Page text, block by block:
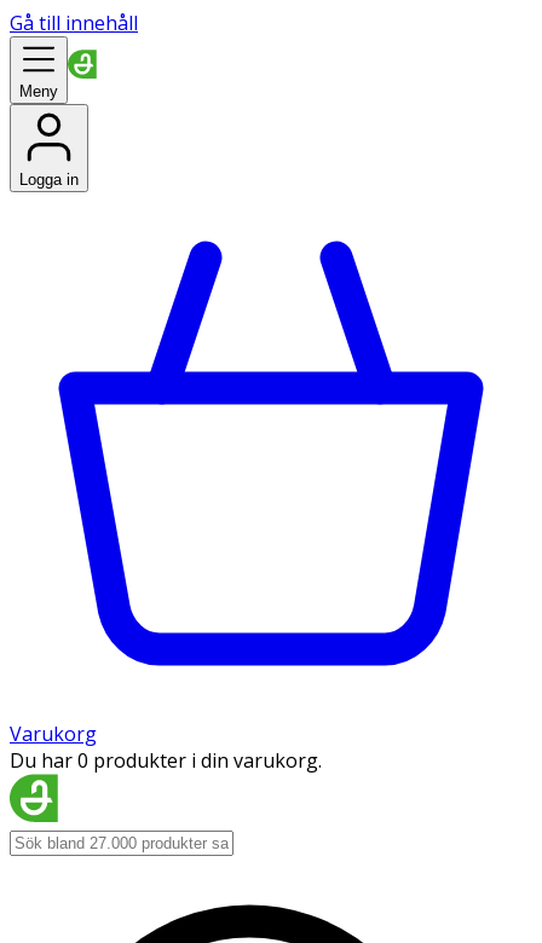
Gå till innehåll
Meny
Logga in
Varukorg
Du har 0 produkter i din varukorg.